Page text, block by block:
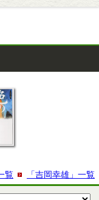
「吉岡幸雄」一覧
覧